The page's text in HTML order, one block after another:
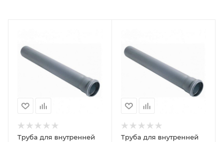
Труба для внутренней
Труба для внутренней